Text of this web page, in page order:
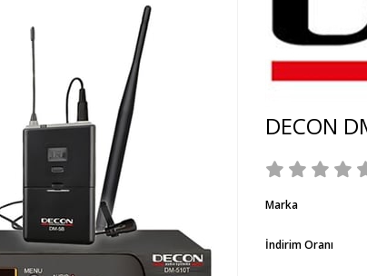
DECON
Marka
İndirim Oranı